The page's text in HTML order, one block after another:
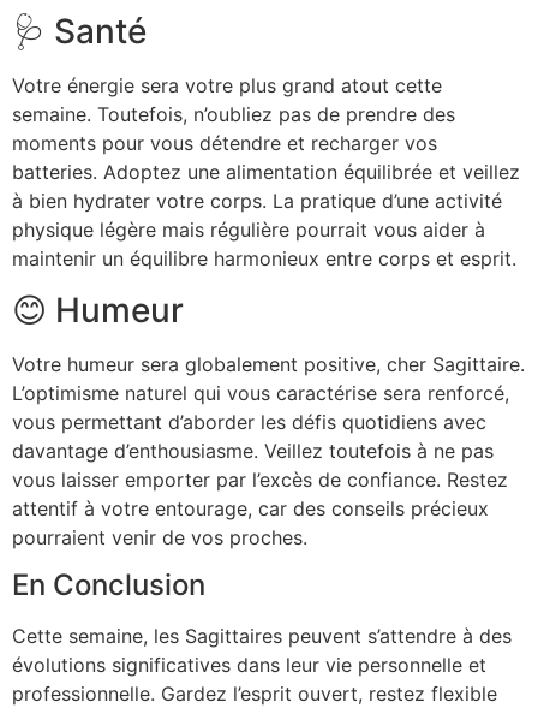
🩺 Santé
Votre énergie sera votre plus grand atout cette
semaine. Toutefois, n’oubliez pas de prendre des
moments pour vous détendre et recharger vos
batteries. Adoptez une alimentation équilibrée et veillez
à bien hydrater votre corps. La pratique d’une activité
physique légère mais régulière pourrait vous aider à
maintenir un équilibre harmonieux entre corps et esprit.
😊 Humeur
Votre humeur sera globalement positive, cher Sagittaire.
L’optimisme naturel qui vous caractérise sera renforcé,
vous permettant d’aborder les défis quotidiens avec
davantage d’enthousiasme. Veillez toutefois à ne pas
vous laisser emporter par l’excès de confiance. Restez
attentif à votre entourage, car des conseils précieux
pourraient venir de vos proches.
En Conclusion
Cette semaine, les Sagittaires peuvent s’attendre à des
évolutions significatives dans leur vie personnelle et
professionnelle. Gardez l’esprit ouvert, restez flexible